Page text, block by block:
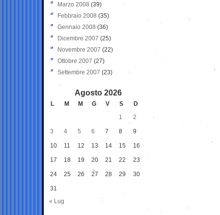
Marzo 2008 (39)
Febbraio 2008 (35)
Gennaio 2008 (36)
Dicembre 2007 (25)
Novembre 2007 (22)
Ottobre 2007 (27)
Settembre 2007 (23)
Agosto 2026
L M M G V S
D
1
2
3 4 5 6 7 8 9
10 11 12 13 14 15 16
17 18 19 20 21 22 23
24 25 26 27 28 29 30
31
« Lug